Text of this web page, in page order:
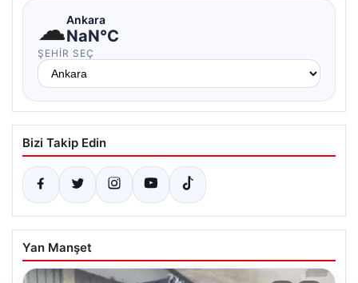
☁Ankara
NaN°C
ŞEHIR SEÇ
Bizi Takip Edin
Yan Manşet